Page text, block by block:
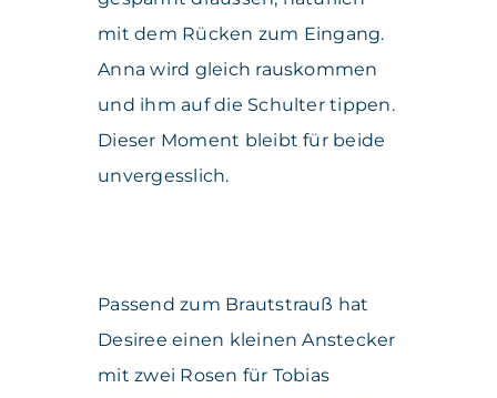
mit dem Rücken zum Eingang.
Anna wird gleich rauskommen
und ihm auf die Schulter tippen.
Dieser Moment bleibt für beide
unvergesslich.
Passend zum Brautstrauß hat
Desiree einen kleinen Anstecker
mit zwei Rosen für Tobias